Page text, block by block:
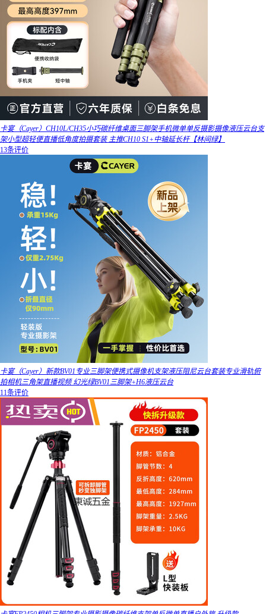
卡宴（Cayer）CH10L/CH35小巧碳纤维桌面三脚架手机微单单反摄影摄像液压云台支
架小型超轻便直播低角度拍摄套装 主推CH10 S1+中轴延长杆【林间绿】
13条评价
卡宴（Cayer）新款BV01专业三脚架便携式摄像机支架液压阻尼云台套装专业滑轨俯
拍相机三角架直播视频 幻光绿BV01三脚架+H6液压云台
11条评价